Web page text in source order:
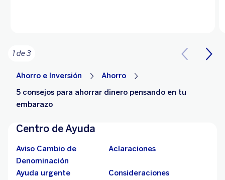
1 de 3
Ahorro e Inversión
Ahorro
5 consejos para ahorrar dinero pensando en tu
embarazo
Centro de Ayuda
Aviso Cambio de
Denominación
Aclaraciones
Ayuda urgente
Consideraciones